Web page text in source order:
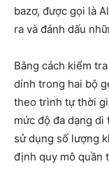
bazơ, được gọi là
ra và đánh dấu
Bằng cách kiểm
dính trong hai bộ
theo trình tự thời
mức độ đa dạng
sử dụng số lượng
định quy mô quần